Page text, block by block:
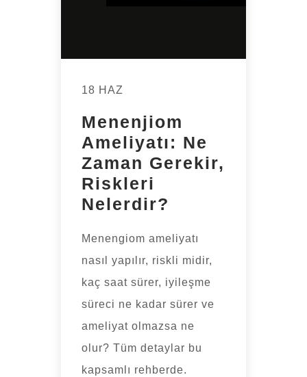
18 HAZ
Menenjiom
Ameliyatı: Ne
Zaman Gerekir,
Riskleri
Nelerdir?
Menengiom ameliyatı
nasıl yapılır, riskli midir,
kaç saat sürer, iyileşme
süreci ne kadar sürer ve
ameliyat olmazsa ne
olur? Tüm detaylar bu
kapsamlı rehberde.